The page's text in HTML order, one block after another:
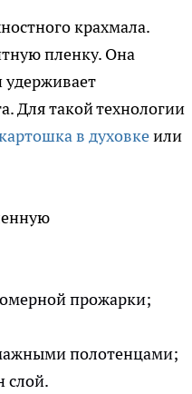
крахмала.
пленку. Она
удерживает
Для такой технологии
в духовкеили
прожарки;
полотенцами;
слой.